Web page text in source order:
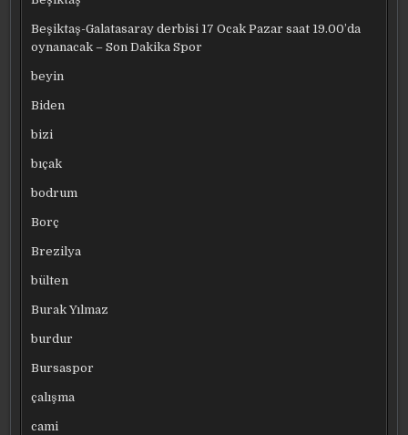
Beşiktaş-Galatasaray derbisi 17 Ocak Pazar saat 19.00’da
oynanacak – Son Dakika Spor
beyin
Biden
bizi
bıçak
bodrum
Borç
Brezilya
bülten
Burak Yılmaz
burdur
Bursaspor
çalışma
cami